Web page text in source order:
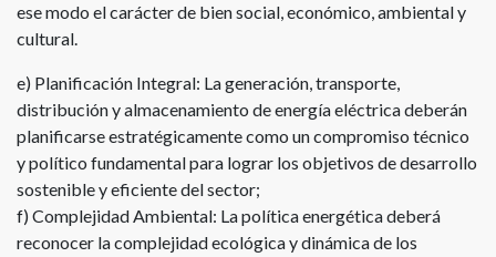
ese modo el carácter de bien social, económico, ambiental y
cultural.
e) Planificación Integral: La generación, transporte,
distribución y almacenamiento de energía eléctrica deberán
planificarse estratégicamente como un compromiso técnico
y político fundamental para lograr los objetivos de desarrollo
sostenible y eficiente del sector;
f) Complejidad Ambiental: La política energética deberá
reconocer la complejidad ecológica y dinámica de los